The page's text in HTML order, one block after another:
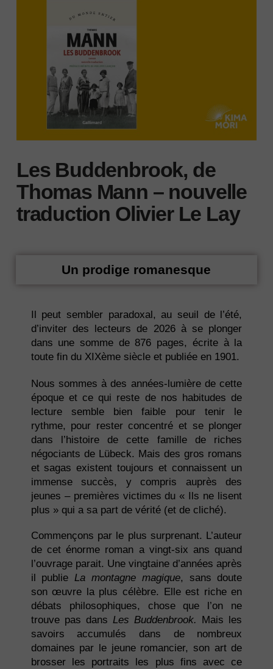
Les Buddenbrook, de
Thomas Mann – nouvelle
traduction Olivier Le Lay
Un prodige romanesque
Il peut sembler paradoxal, au seuil de l’été,
d’inviter des lecteurs de 2026 à se plonger
dans une somme de 876 pages, écrite à la
toute fin du XIXème siècle et publiée en 1901.
Nous sommes à des années-lumière de cette
époque et ce qui reste de nos habitudes de
lecture semble bien faible pour tenir le
rythme, pour rester concentré et se plonger
dans l’histoire de cette famille de riches
négociants de Lübeck. Mais des gros romans
et sagas existent toujours et connaissent un
immense succès, y compris auprès des
jeunes – premières victimes du « Ils ne lisent
plus » qui a sa part de vérité (et de cliché).
Commençons par le plus surprenant. L’auteur
de cet énorme roman a vingt-six ans quand
l’ouvrage parait. Une vingtaine d’années après
il publieLa montagne magique, sans doute
son œuvre la plus célèbre. Elle est riche en
débats philosophiques, chose que l’on ne
trouve pas dans Les Buddenbrook. Mais les
savoirs accumulés dans de nombreux
domaines par le jeune romancier, son art de
brosser les portraits les plus fins avec ce